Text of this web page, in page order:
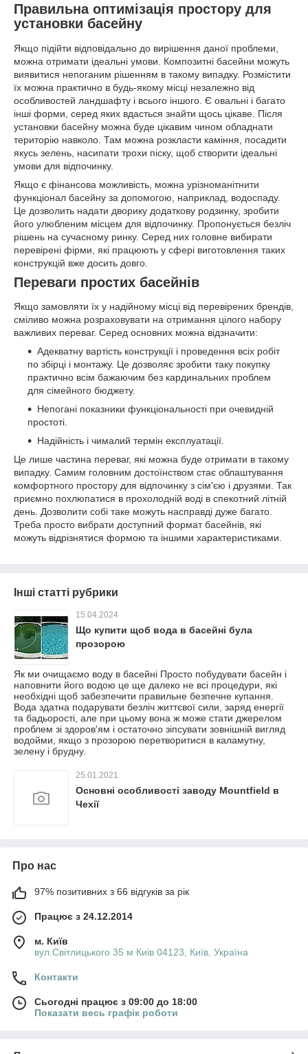
Правильна оптимізація простору для
установки басейну
Якщо підійти відповідально до вирішення даної проблеми,
можна отримати ідеальні умови. Композитні басейни можуть
виявитися непоганим рішенням в такому випадку. Розмістити
їх можна практично в будь-якому місці незалежно від
особливостей ландшафту і всього іншого. Є овальні і багато
інші форми, серед яких вдасться знайти щось цікаве. Після
установки басейну можна буде цікавим чином обладнати
територію навколо. Там можна розкласти каміння, посадити
якусь зелень, насипати трохи піску, щоб створити ідеальні
умови для відпочинку.
Якщо є фінансова можливість, можна урізноманітнити
функціонал басейну за допомогою, наприклад, водоспаду.
Це дозволить надати дворику додаткову родзинку, зробити
його улюбленим місцем для відпочинку. Пропонується безліч
рішень на сучасному ринку. Серед них головне вибирати
перевірені фірми, які працюють у сфері виготовлення таких
конструкцій вже досить довго.
Переваги простих басейнів
Якщо замовляти їх у надійному місці від перевірених брендів,
сміливо можна розраховувати на отримання цілого набору
важливих переваг. Серед основних можна відзначити:
Адекватну вартість конструкції і проведення всіх робіт
по збірці і монтажу. Це дозволяє зробити таку покупку
практично всім бажаючим без кардинальних проблем
для сімейного бюджету.
Непогані показники функціональності при очевидній
простоті.
Надійність і чималий термін експлуатації.
Це лише частина переваг, які можна буде отримати в такому
випадку. Самим головним достоїнством стає облаштування
комфортного простору для відпочинку з сім'єю і друзями. Так
приємно похлюпатися в прохолодній воді в спекотний літній
день. Дозволити собі таке можуть насправді дуже багато.
Треба просто вибрати доступний формат басейнів, які
можуть відрізнятися формою та іншими характеристиками.
Інші статті рубрики
15.04.2024
Що купити щоб вода в басейні була
прозорою
Як ми очищаємо воду в басейні Просто побудувати басейн і
наповнити його водою це ще далеко не всі процедури, які
необхідні щоб забезпечити правильне безпечне купання.
Вода здатна подарувати безліч життєвої сили, заряд енергії
та бадьорості, але при цьому вона ж може стати джерелом
проблем зі здоров'ям і остаточно зіпсувати зовнішній вигляд
водойми, якщо з прозорою перетворитися в каламутну,
зелену і брудну.
25.01.2021
Основні особливості заводу Mountfield в
Чехії
Про нас
97% позитивних з 66 відгуків за рік
Працює з 24.12.2014
м. Київ
вул.Світлицького 35 м Киів 04123, Київ, Україна
Контакти
Сьогодні працює з 09:00 до 18:00
Показати весь графік роботи